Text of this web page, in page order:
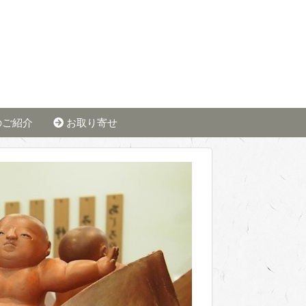
紹介 お取り寄せ